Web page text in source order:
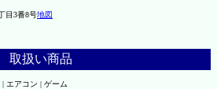
目3番8号地図
取扱い商品
エアコン | ゲーム